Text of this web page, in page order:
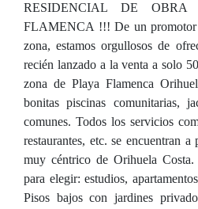
RESIDENCIAL DE
FLAMENCA !!! De un promotor
zona, estamos orgullosos de
recién lanzado a la venta a solo
zona de Playa Flamenca
bonitas piscinas comunitarias,
comunes. Todos los servicios
restaurantes, etc. se encuentran
muy céntrico de Orihuela
para elegir: estudios,
Pisos bajos con jardines